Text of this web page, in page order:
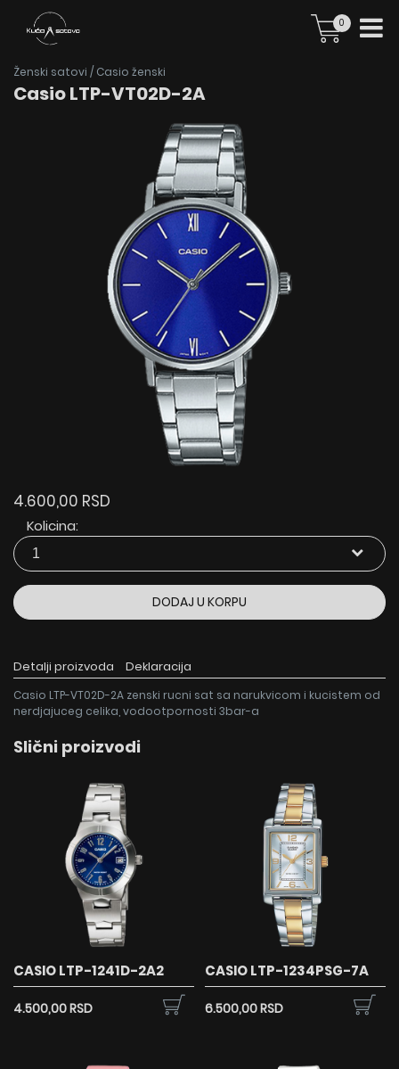
0
Ženski satovi / Casio ženski
Casio LTP-VT02D-2A
4.600,00 RSD
Kolicina:
DODAJ U KORPU
Detalji proizvoda Deklaracija
Casio LTP-VT02D-2A zenski rucni sat sa narukvicom i kucistem od
nerdjajuceg celika, vodootpornosti 3bar-a
Slični proizvodi
CASIO LTP-1241D-2A2
4.500,00 RSD
CASIO LTP-1234PSG-7A
6.500,00 RSD